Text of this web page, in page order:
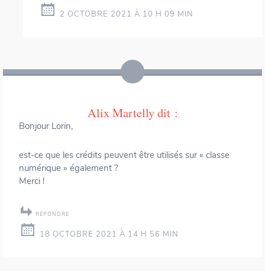
2 OCTOBRE 2021 À 10 H 09 MIN
Alix Martellydit :
Bonjour Lorin,
est-ce que les crédits peuvent être utilisés sur « classe
numérique » également ?
Merci !
RÉPONDRE
18 OCTOBRE 2021 À 14 H 56 MIN